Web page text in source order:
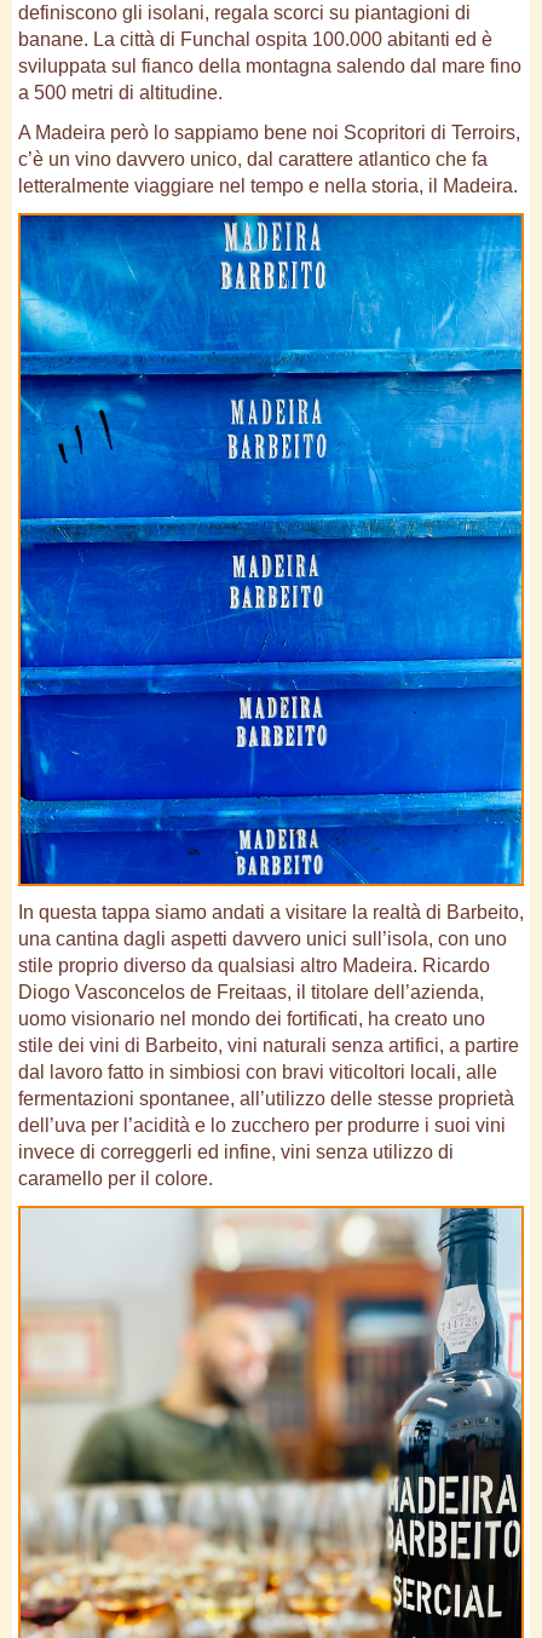
definiscono gli isolani, regala scorci su piantagioni di
banane. La città di Funchal ospita 100.000 abitanti ed è
sviluppata sul fianco della montagna salendo dal mare fino
a 500 metri di altitudine.
A Madeira però lo sappiamo bene noi Scopritori di Terroirs,
c’è un vino davvero unico, dal carattere atlantico che fa
letteralmente viaggiare nel tempo e nella storia, il Madeira.
In questa tappa siamo andati a visitare la realtà di Barbeito,
una cantina dagli aspetti davvero unici sull’isola, con uno
stile proprio diverso da qualsiasi altro Madeira. Ricardo
Diogo Vasconcelos de Freitaas, il titolare dell’azienda,
uomo visionario nel mondo dei fortificati, ha creato uno
stile dei vini di Barbeito, vini naturali senza artifici, a partire
dal lavoro fatto in simbiosi con bravi viticoltori locali, alle
fermentazioni spontanee, all’utilizzo delle stesse proprietà
dell’uva per l’acidità e lo zucchero per produrre i suoi vini
invece di correggerli ed infine, vini senza utilizzo di
caramello per il colore.